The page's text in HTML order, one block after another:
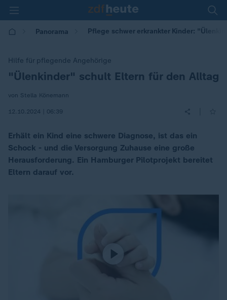
Panorama Pflege schwer erkrankter Kinder:
Hilfe für pflegende Angehörige
:"Ülenkinder" schult Eltern für den Alltag
von Stella Könemann
12.10.2024 | 06:39
Erhält ein Kind eine schwere Diagnose, ist das ein
Schock - und die Versorgung Zuhause eine große
Herausforderung. Ein Hamburger Pilotprojekt bereitet
Eltern darauf vor.